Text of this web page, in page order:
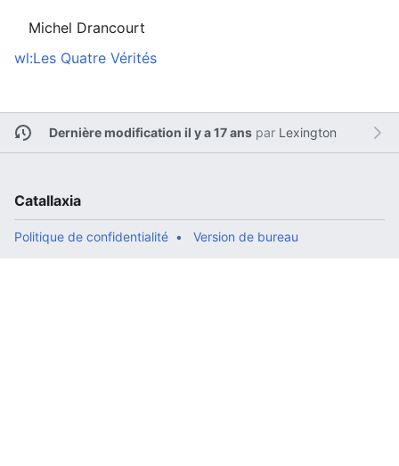
Michel Drancourt
wl:Les Quatre Vérités
Dernière modification il y a 17 anspar Lexington
Catallaxia
Politique de confidentialité Version de bureau